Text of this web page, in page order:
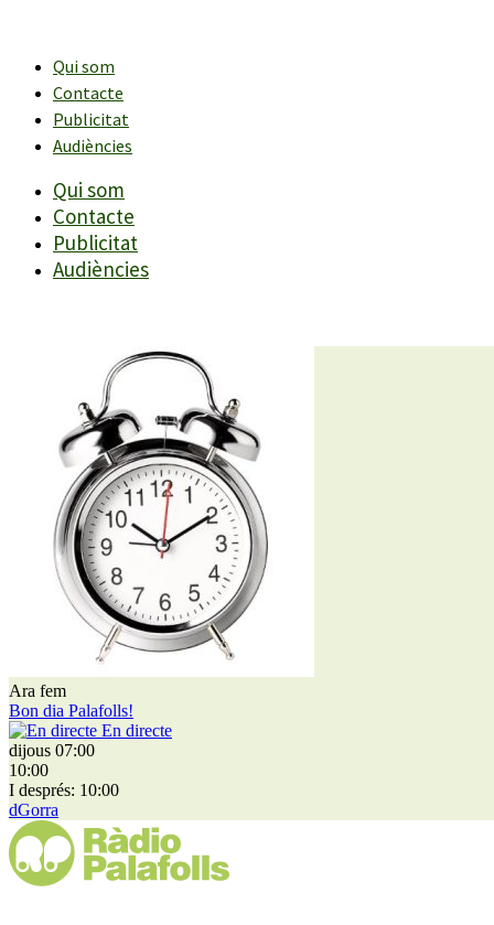
contingutQui som
Contacte
Publicitat
Audiències
Qui som
Contacte
Publicitat
Audiències
Ara fem
Bon dia Palafolls!
En directe
dijous 07:00
10:00
I després: 10:00
dGorra